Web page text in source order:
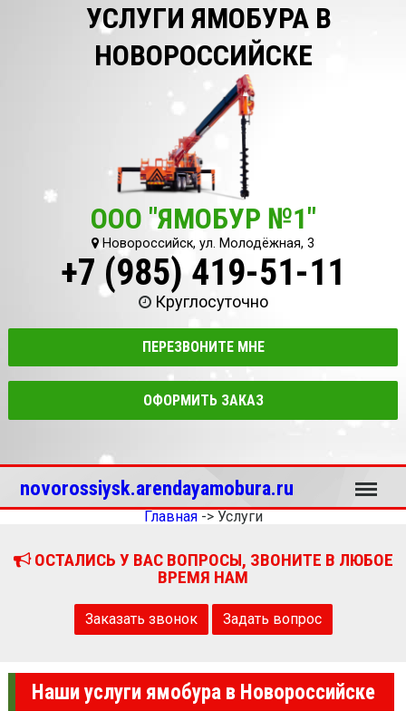
УСЛУГИ ЯМОБУРА В
НОВОРОССИЙСКЕ
ООО "ЯМОБУР №1"
Новороссийск, ул. Молодёжная, 3
+7 (985) 419-51-11
Круглосуточно
ПЕРЕЗВОНИТЕ МНЕ
ОФОРМИТЬ ЗАКАЗ
novorossiysk.arendayamobura.ru Меню
Главная-> Услуги
ОСТАЛИСЬ У ВАС ВОПРОСЫ, ЗВОНИТЕ В ЛЮБОЕ
ВРЕМЯ НАМ
Заказать звонок Задать вопрос
Наши услуги ямобура в Новороссийске